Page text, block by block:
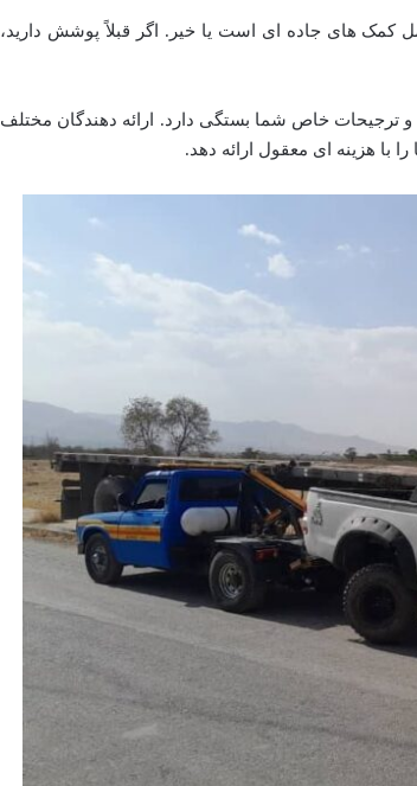
کمک های جاده ای است یا خیر. اگر قبلاً پوشش دارید،
خاص شما بستگی دارد. ارائه دهندگان مختلف
با هزینه ای معقول ارائه دهد.